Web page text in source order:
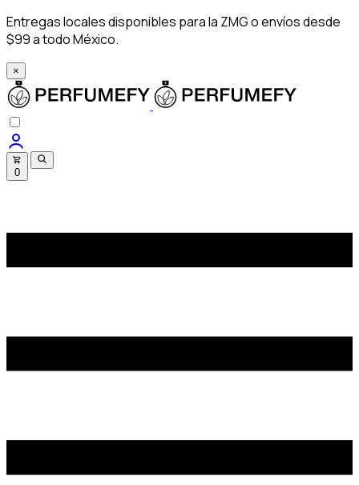
Entregas locales disponibles para la ZMG o envíos desde
$99 a todo México.
×
0